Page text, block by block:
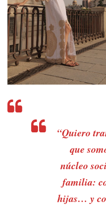
“Quiero
que
núcleo
familia:
hijas… y